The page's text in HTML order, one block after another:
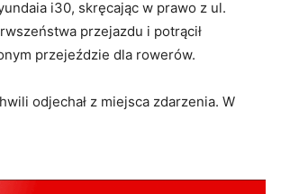
i30, skręcając w prawo z ul.
przejazdu i potrącił
przejeździe dla rowerów.
odjechał z miejsca zdarzenia. W